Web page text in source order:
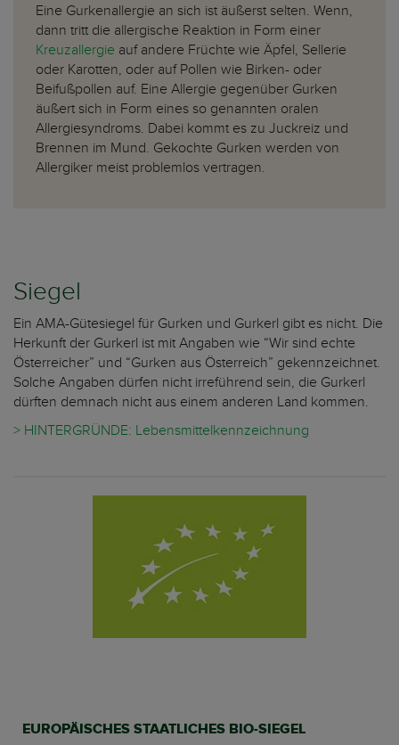
Eine Gurkenallergie an sich ist äußerst selten. Wenn,
dann tritt die allergische Reaktion in Form einer
Kreuzallergie auf andere Früchte wie Äpfel, Sellerie
oder Karotten, oder auf Pollen wie Birken- oder
Beifußpollen auf. Eine Allergie gegenüber Gurken
äußert sich in Form eines so genannten oralen
Allergiesyndroms. Dabei kommt es zu Juckreiz und
Brennen im Mund. Gekochte Gurken werden von
Allergiker meist problemlos vertragen.
Siegel
Ein AMA-Gütesiegel für Gurken und Gurkerl gibt es nicht. Die
Herkunft der Gurkerl ist mit Angaben wie “Wir sind echte
Österreicher” und “Gurken aus Österreich” gekennzeichnet.
Solche Angaben dürfen nicht irreführend sein, die Gurkerl
dürften demnach nicht aus einem anderen Land kommen.
> HINTERGRÜNDE: Lebensmittelkennzeichnung
EUROPÄISCHES STAATLICHES BIO-SIEGEL